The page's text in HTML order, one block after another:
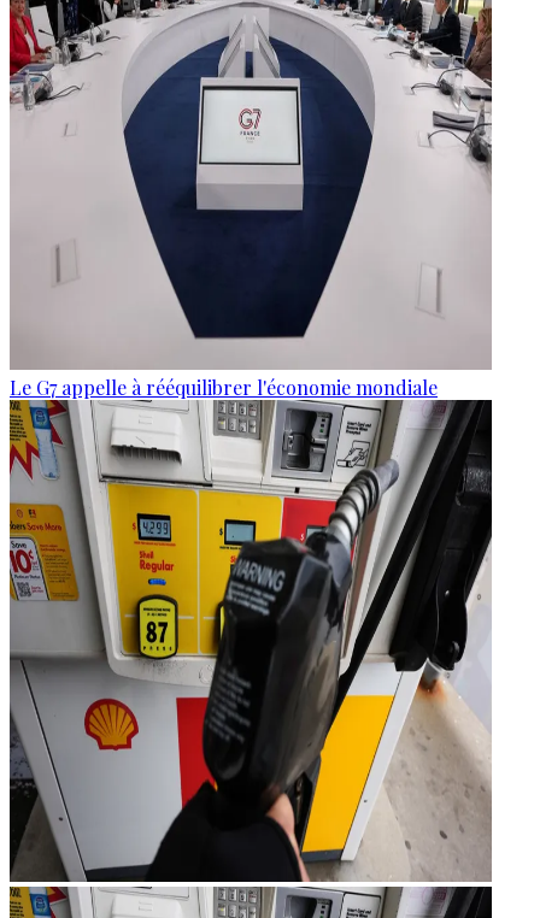
Le G7 appelle à rééquilibrer l'économie mondiale